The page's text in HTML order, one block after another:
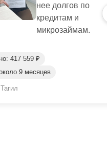
нее долгов по
кредитам и
микрозаймам.
417 559 ₽
9 месяцев